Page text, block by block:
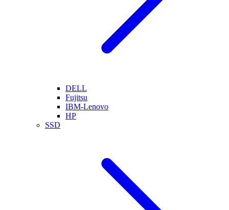
DELL
Fujitsu
IBM-Lenovo
HP
SSD